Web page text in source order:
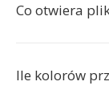
Co otwiera
Ile kolorów